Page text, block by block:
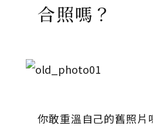
合照嗎？
你敢重溫自己的舊照片